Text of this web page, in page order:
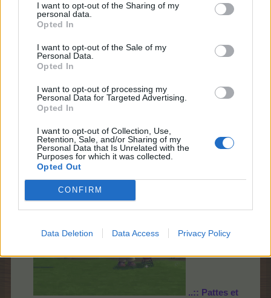
I want to opt-out of the Sharing of my
personal data.
Opted In
I want to opt-out of the Sale of my
Personal Data.
Opted In
I want to opt-out of processing my
Personal Data for Targeted Advertising.
Opted In
I want to opt-out of Collection, Use,
Retention, Sale, and/or Sharing of my
Personal Data that Is Unrelated with the
Purposes for which it was collected.
Opted Out
CONFIRM
Data Deletion Data Access Privacy Policy
1xMagnifique arbre
des Bahamas
"Mayotte
3 Pièce de
4x
8 juillet 2026
la-nina ,meloeee, varoise83 et 6 autresaiment ceci.
thethedhs
Légende vivante du forum
..::Pattes et loisirs
..:: Pattes et